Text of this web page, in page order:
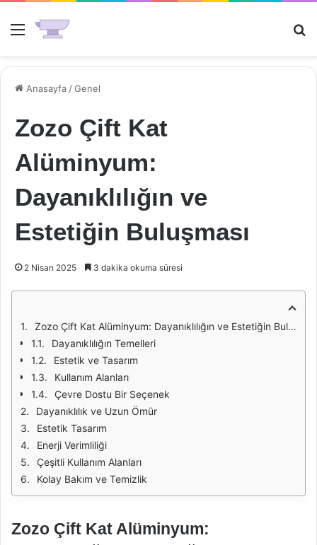
Menü
Anasayfa /Genel
Zozo Çift Kat
Alüminyum:
Dayanıklılığın ve
Estetiğin Buluşması
2 Nisan 2025 3 dakika okuma süresi
Zozo Çift Kat Alüminyum: Dayanıklılığın ve Estetiğin Buluşması
Dayanıklılığın Temelleri
Estetik ve Tasarım
Kullanım Alanları
Çevre Dostu Bir Seçenek
Dayanıklılık ve Uzun Ömür
Estetik Tasarım
Enerji Verimliliği
Çeşitli Kullanım Alanları
Kolay Bakım ve Temizlik
Zozo Çift Kat Alüminyum: